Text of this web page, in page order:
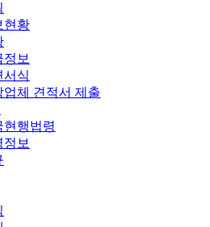
현황
보
서식
업체 견적서 제출
현행법령
보